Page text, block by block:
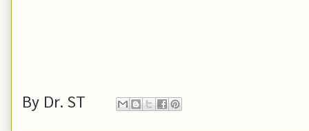
By Dr. ST